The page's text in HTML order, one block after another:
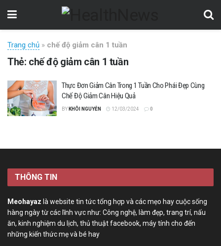
Trang chủ » chế độ giảm cân 1 tuần
Thẻ: chế độ giảm cân 1 tuần
Thực Đơn Giảm Cân Trong 1 Tuần Cho Phái Đẹp Cùng
Chế Độ Giảm Cân Hiệu Quả
BY KHÔI NGUYỄN 12/03/2024 0
THÔNG TIN
Meohayaz là website tin tức tổng hợp và các mẹo hay cuộc sống
hàng ngày từ các lĩnh vực như: Công nghệ, làm đẹp, trang trí, nấu
ăn, kinh nghiệm du lịch, thủ thuật facebook, máy tính cho đến
những kiến thức mẹ và bé hay